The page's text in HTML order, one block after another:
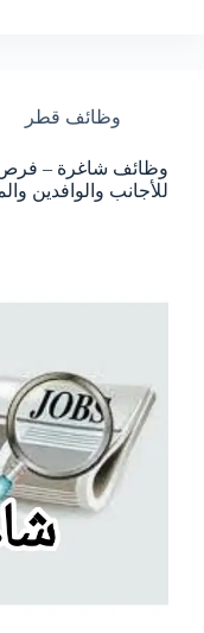
وظائف قطر
وظائف شاغرة –
للأجانب والوافدين